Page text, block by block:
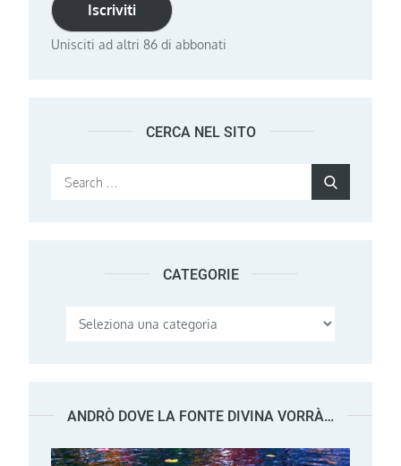
Iscriviti
Unisciti ad altri 86 di abbonati
CERCA NEL SITO
Search
CATEGORIE
Categorie
ANDRÒ DOVE LA FONTE DIVINA VORRÀ…